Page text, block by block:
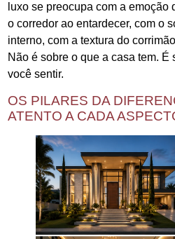
luxo se preocupa com a emoção
o corredor ao entardecer, com o
interno, com a textura do
Não é sobre o que a casa tem. É
você sentir.
OS PILARES DA
ATENTO A CADA